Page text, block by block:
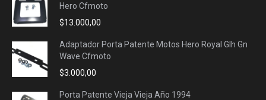
Hero Cfmoto
$13.000,00
Adaptador Porta Patente Motos Hero Royal Glh Gn
Wave Cfmoto
$3.000,00
Porta Patente Vieja Vieja Año 1994